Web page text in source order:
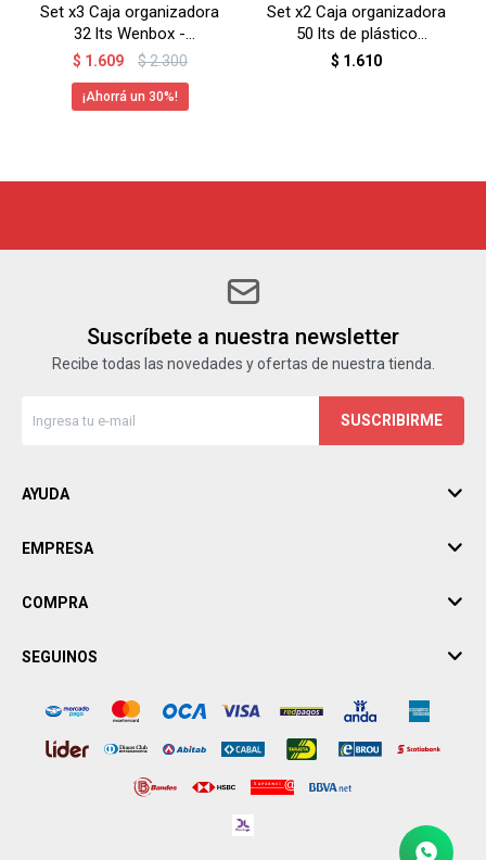
Set x3 Caja organizadora
32 lts Wenbox -
TRANSPARENTE
$ 1.609 $2.300
30
Set x2 Caja organizadora
50 lts de plástico
reforzada -
$ 1.610
Suscríbete a nuestra newsletter
Recibe todas las novedades y ofertas de nuestra tienda.
SUSCRIBIRME
AYUDA
EMPRESA
COMPRA
SEGUINOS